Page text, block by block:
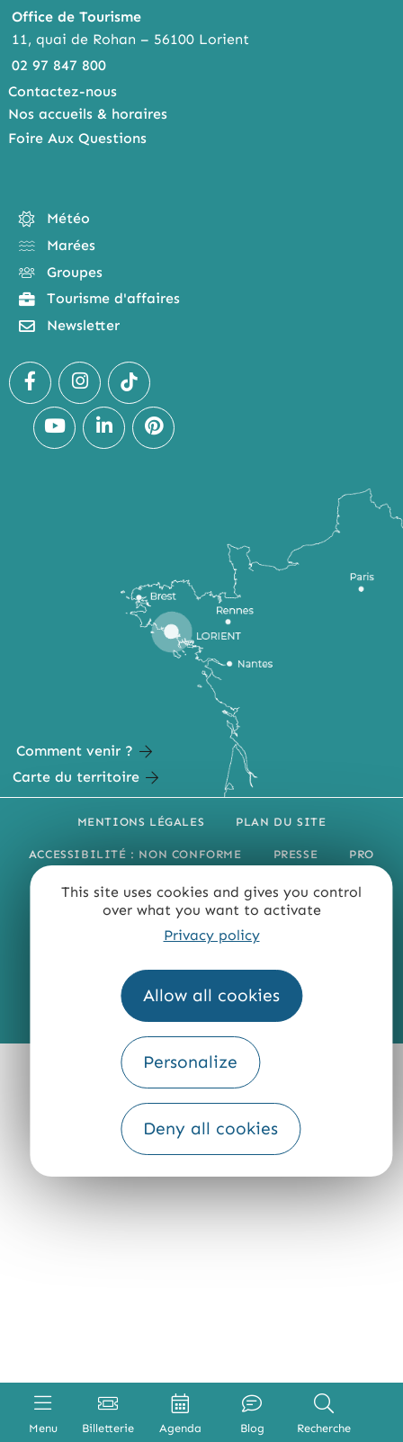
This site uses cookies and gives you control
over what you want to activate
Privacy policy
Allow all cookies
Personalize
Deny all cookies
Menu Billetterie Agenda Blog Recherche
Office de Tourisme
11, quai de Rohan – 56100 Lorient
02 97 847 800
Contactez-nous
Nos accueils & horaires
Foire Aux Questions
Météo
Marées
Groupes
Tourisme d'affaires
Newsletter
Comment venir ?
Carte du territoire
MENTIONS LÉGALES PLAN DU SITE
ACCESSIBILITÉ : NON CONFORME PRESSE PRO
QUI SOMMES-NOUS ?
Fourni par
Traduction